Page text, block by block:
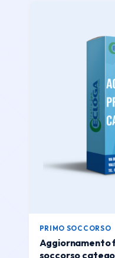
PRIMO SOCCORSO
Aggiornamento
soccorso